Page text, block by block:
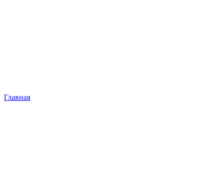
Главная